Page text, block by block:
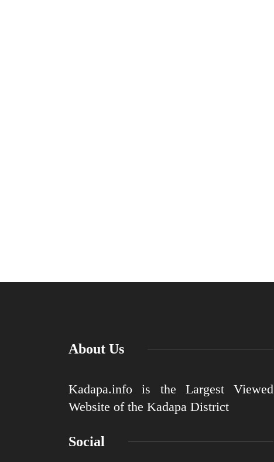
About Us
Kadapa.info is the Largest Viewed
Website of the Kadapa District
Social